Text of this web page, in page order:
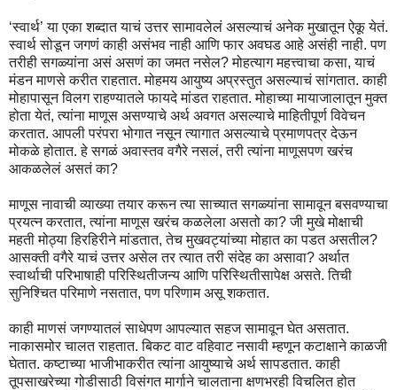
‘स्वार्थ’ या एका शब्दात याचं उत्तर सामावलेलं असल्याचं अनेक मुखातून ऐकू येतं.
स्वार्थ सोडून जगणं काही असंभव नाही आणि फार अवघड आहे असंही नाही. पण
तरीही सगळ्यांना असं असणं का जमत नसेल? मोहत्याग महत्त्वाचा कसा, याचं
मंडन माणसे करीत राहतात. मोहमय आयुष्य अप्रस्तुत असल्याचं सांगतात. काही
मोहापासून विलग राहण्यातले फायदे मांडत राहतात. मोहाच्या मायाजालातून मुक्त
होता येतं, त्यांना माणूस असण्याचे अर्थ अवगत असल्याचे माहितीपूर्ण विवेचन
करतात. आपली परंपरा भोगात नसून त्यागात असल्याचे प्रमाणपत्र देऊन
मोकळे होतात. हे सगळं अवास्तव वगैरे नसलं, तरी त्यांना माणूसपण खरंच
आकळलेलं असतं का?
माणूस नावाची व्याख्या तयार करून त्या साच्यात सगळ्यांना सामावून बसवण्याचा
प्रयत्न करतात, त्यांना माणूस खरंच कळलेला असतो का? जी मुखे मोक्षाची
महती मोठ्या हिरहिरीने मांडतात, तेच मुखवट्यांच्या मोहात का पडत असतील?
आसक्ती वगैरे याचं उत्तर असेल तर त्यात तरी संदेह का असावा? अर्थात
स्वार्थाची परिभाषाही परिस्थितीजन्य आणि परिस्थितीसापेक्ष असते. तिची
सुनिश्चित परिमाणे नसतात, पण परिणाम असू शकतात.
काही माणसं जगण्यातलं साधेपण आपल्यात सहज सामावून घेत असतात.
नाकासमोर चालत राहतात. बिकट वाट वहिवाट नसावी म्हणून कटाक्षाने काळजी
घेतात. कष्टाच्या भाजीभाकरीत त्यांना आयुष्याचे अर्थ सापडतात. काही
तूपसाखरेच्या गोडीसाठी विसंगत मार्गाने चालताना क्षणभरही विचलित होत